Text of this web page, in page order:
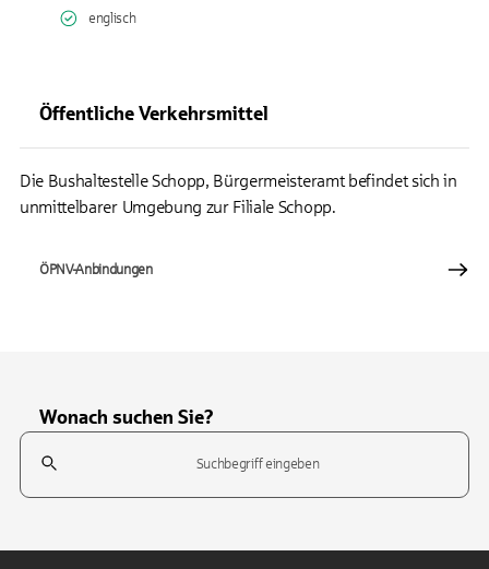
englisch
Öffentliche Verkehrsmittel
Die Bushaltestelle Schopp, Bürgermeisteramt befindet sich in
unmittelbarer Umgebung zur Filiale Schopp.
ÖPNV-Anbindungen
Wonach suchen Sie?
Suchfeld